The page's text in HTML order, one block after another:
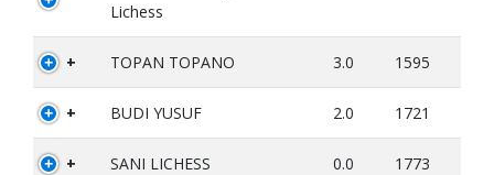
Lichess
+ TOPAN TOPANO 3.0 1595
+ BUDI YUSUF 2.0 1721
+ SANI LICHESS 0.0 1773